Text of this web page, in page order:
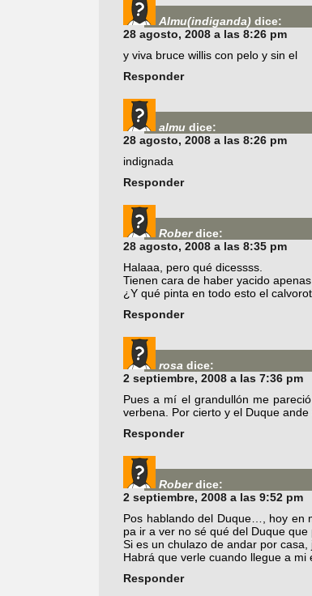
Almu(indiganda) dice:
28 agosto, 2008 a las 8:26 pm
y viva bruce willis con pelo y sin el
Responder
almu dice:
28 agosto, 2008 a las 8:26 pm
indignada
Responder
Rober dice:
28 agosto, 2008 a las 8:35 pm
Halaaa, pero qué dicessss.
Tienen cara de haber yacido
¿Y qué pinta en todo esto el
Responder
rosa dice:
2 septiembre, 2008 a las 7:36 pm
Pues a mí el grandullón me
verbena. Por cierto y el Duque
Responder
Rober dice:
2 septiembre, 2008 a las 9:52 pm
Pos hablando del Duque…, hoy en
pa ir a ver no sé qué del Duque
Si es un chulazo de andar por casa,
Habrá que verle cuando llegue a mi
Responder